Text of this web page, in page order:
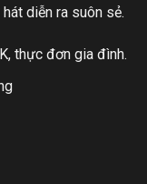
diễn ra suôn sẻ.
thực đơn gia đình.